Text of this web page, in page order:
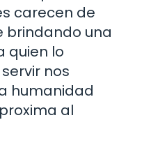
carecen de
brindando una
quien lo
nos
humanidad
al